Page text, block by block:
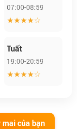
07:00-08:59
★★★★☆
Tuất
19:00-20:59
★★★★☆
mai của bạn